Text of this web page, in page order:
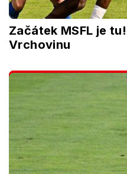
Začátek MSFL je
Vrchovinu